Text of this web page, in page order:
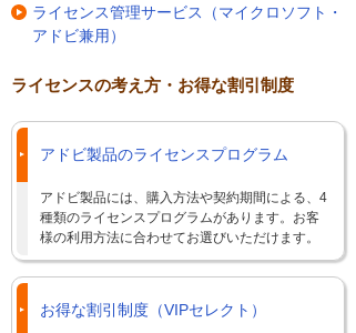
ライセンス管理サービス（マイクロソフト・
アドビ兼用）
ライセンスの考え方・お得な割引制度
アドビ製品のライセンスプログラム
アドビ製品には、購入方法や契約期間による、4
種類のライセンスプログラムがあります。お客
様の利用方法に合わせてお選びいただけます。
お得な割引制度（VIPセレクト）